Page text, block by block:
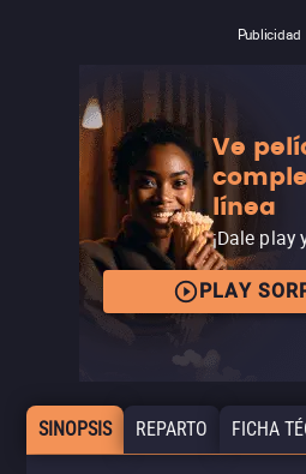
Publicidad
Ve
línea
¡Dale play
PLAY
SINOPSIS REPARTO FICHA